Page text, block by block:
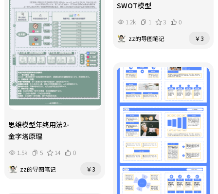
SWOT模型
1.2k 1 3
0
zz的导图笔记
￥3
思维模型年终用法2-
金字塔原理
1.5k 5 14
0
zz的导图笔记
￥3